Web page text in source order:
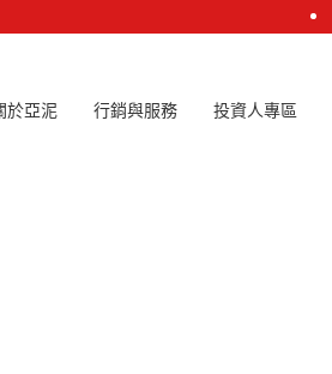
於亞泥 行銷與服務 投資人專區